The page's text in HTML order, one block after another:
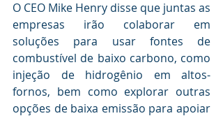
O CEO Mike Henry disse que juntas as
empresas irão colaborar em
soluções para usar fontes de
combustível de baixo carbono, como
injeção de hidrogênio em altos-
fornos, bem como explorar outras
opções de baixa emissão para apoiar